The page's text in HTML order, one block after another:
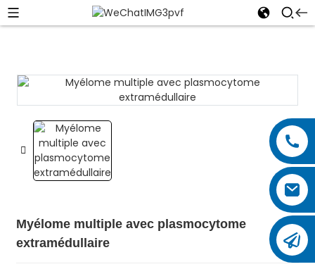
Myélome multiple avec plasmocytome
extramédullaire